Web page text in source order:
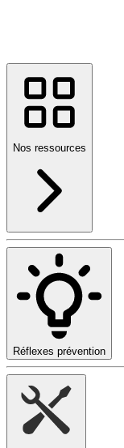
Nos ressources
Réflexes prévention